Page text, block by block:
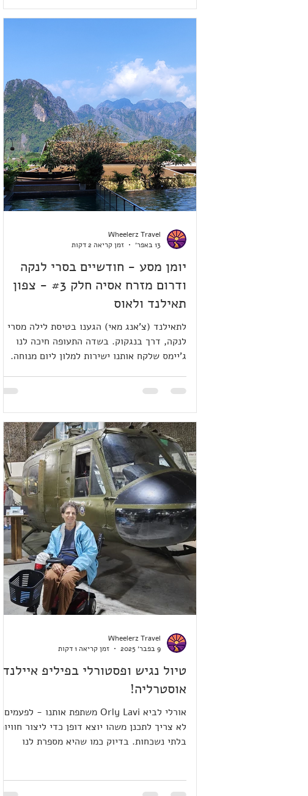
והיפה של נמל תעופה זה משמשת כמציג נגישות
קל למגוון רמות של חנויות, אפשרויות סעודה
אידיאלי לאחר טיסה ארוכה.
יומן מסע - חודשיים בסרי לנקה
ודרום מזרח אסיה חלק #3 - צפון
תאילנד ולאוס
לתאילנד (צ'אנג מאי) הגענו בטיסת לילה מסרי
לנקה, דרך בנגקוק. בשדה התעופה חיכה לנו
ג'יימס שלקח אותנו ישירות למלון ליום מנוחה.
שלושה ימים (צ'אנג מאי + צ'אנג קונג) לפני
בשם מוס, שניהם ילוו אותנו גם בלאוס – רק
אקדים ואומר ששני החבר'ה האלו עטפו אותנו בכל
כך הרבה אכפתיות ועזרה שלא יכולנו אפילו
לחלום עליהם (שומרי הראש של שוש). בילינו
לילה אחד בצ'יאנג קונג (עם הנוף של לאוס מעברו
השני של נהר המקונג, ולמחרת
Wheelerz Travel
13 באפר׳
זמן קריאה 2 דקות
טיול נגיש ופסטורלי בפיליפ איילנד,
אוסטרליה!
אורלי לביא Orly Lavi משתפת אותנו - לפעמים,
לא צריך לתכנן משהו יוצא דופן כדי ליצור חוויות
בלתי נשכחות. בדיוק כמו שהיא מספרת לנו
Wheelerz Travel
9 בפבר׳ 2025
זמן קריאה 1 דקות